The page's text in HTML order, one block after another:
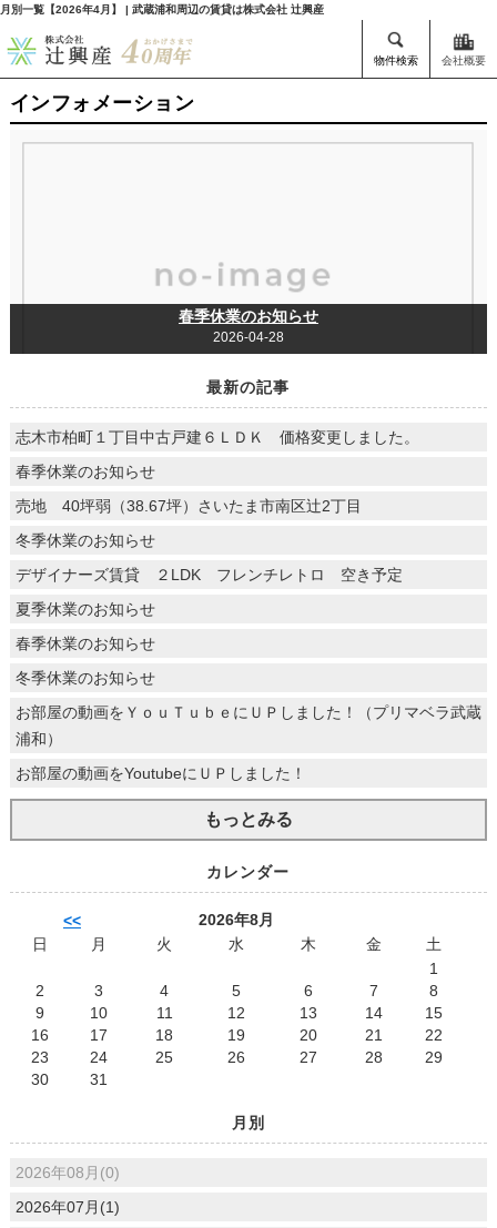
月別一覧【2026年4月】 | 武蔵浦和周辺の賃貸は株式会社 辻興産
物件検索 会社概要
インフォメーション
春季休業のお知らせ
2026-04-28
最新の記事
志木市柏町１丁目中古戸建６ＬＤＫ 価格変更しました。
春季休業のお知らせ
売地 40坪弱（38.67坪）さいたま市南区辻2丁目
冬季休業のお知らせ
デザイナーズ賃貸 ２LDK フレンチレトロ 空き予定
夏季休業のお知らせ
春季休業のお知らせ
冬季休業のお知らせ
お部屋の動画をＹｏｕＴｕｂｅにＵＰしました！（プリマベラ武蔵
浦和）
お部屋の動画をYoutubeにＵＰしました！
もっとみる
カレンダー
<<
2026年8月
日
月 火 水 木 金
土
1
2
3 4 5 6 7
8
9
10 11 12 13 14
15
16
17 18 19 20 21
22
23
24 25 26 27 28
29
30
31
月別
2026年08月(0)
2026年07月(1)